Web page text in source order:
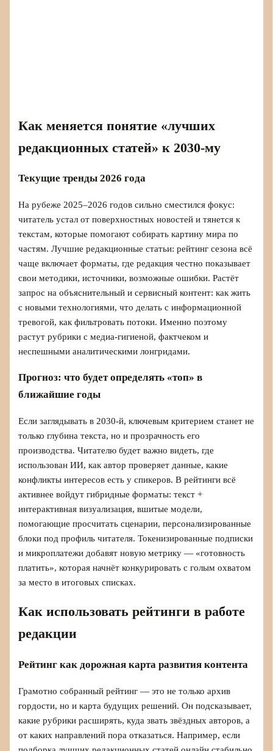
Как меняется понятие «лучших
редакционных статей» к 2030‑му
Текущие тренды 2026 года
На рубеже 2025–2026 годов сильно сместился фокус:
читатель устал от поверхностных новостей и тянется к
текстам, которые помогают собирать картину мира по
частям. Лучшие редакционные статьи: рейтинг сезона всё
чаще включает форматы, где редакция честно показывает
свои методики, источники, возможные ошибки. Растёт
запрос на объяснительный и сервисный контент: как жить
с новыми технологиями, что делать с информационной
тревогой, как фильтровать потоки. Именно поэтому
растут рубрики с медиа‑гигиеной, фактчеком и
неспешными аналитическими лонгридами.
Прогноз: что будет определять «топ» в
ближайшие годы
Если заглядывать в 2030‑й, ключевым критерием станет не
только глубина текста, но и прозрачность его
производства. Читателю будет важно видеть, где
использован ИИ, как автор проверяет данные, какие
конфликты интересов есть у спикеров. В рейтинги всё
активнее войдут гибридные форматы: текст +
интерактивная визуализация, вшитые модели,
помогающие просчитать сценарии, персонализированные
блоки под профиль читателя. Токенизированные подписки
и микроплатежи добавят новую метрику — «готовность
платить», которая начнёт конкурировать с голым охватом
за место в итоговых списках.
Как использовать рейтинги в работе
редакции
Рейтинг как дорожная карта развития контента
Грамотно собранный рейтинг — это не только архив
гордости, но и карта будущих решений. Он подсказывает,
какие рубрики расширять, куда звать звёздных авторов, а
от каких направлений пора отказаться. Например, если